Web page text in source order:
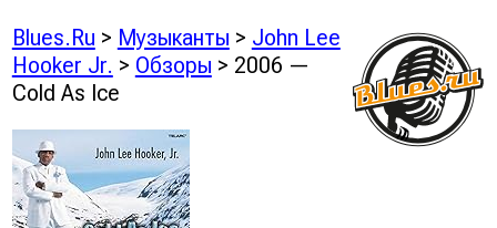
Blues.Ru > Музыканты > John Lee
Hooker Jr. > Обзоры > 2006 —
Cold As Ice